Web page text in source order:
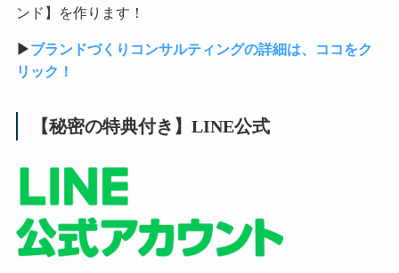
ンド】を作ります！
▶︎ブランドづくりコンサルティングの詳細は、ココをク
リック！
【秘密の特典付き】LINE公式